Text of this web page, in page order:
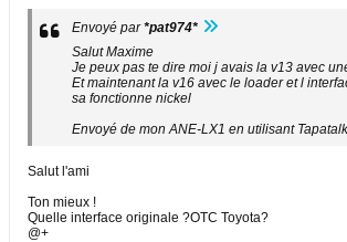
Envoyé par*pat974*
Salut Maxime
Je peux pas te dire moi j avais la v13 avec
Et maintenant la v16 avec le loader et l
sa fonctionne nickel
Envoyé de mon ANE-LX1 en utilisant Tapatalk
Salut l'ami
Ton mieux !
Quelle interface originale ?OTC Toyota?
@+